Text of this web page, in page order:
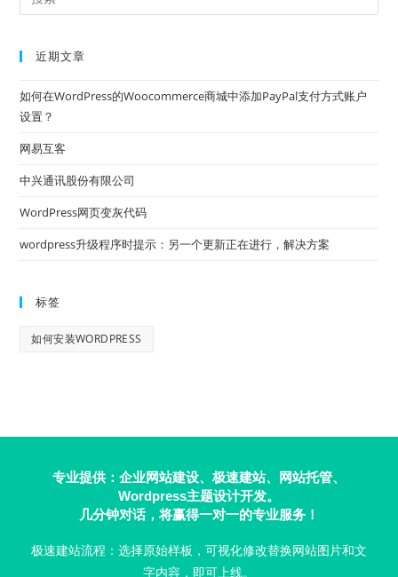
近期文章
如何在WordPress的Woocommerce商城中添加PayPal支付方式账户
设置？
网易互客
中兴通讯股份有限公司
WordPress网页变灰代码
wordpress升级程序时提示：另一个更新正在进行，解决方案
标签
如何安装WORDPRESS
专业提供：企业网站建设、极速建站、网站托管、
Wordpress主题设计开发。
几分钟对话，将赢得一对一的专业服务！
极速建站流程：选择原始样板，可视化修改替换网站图片和文
字内容，即可上线。